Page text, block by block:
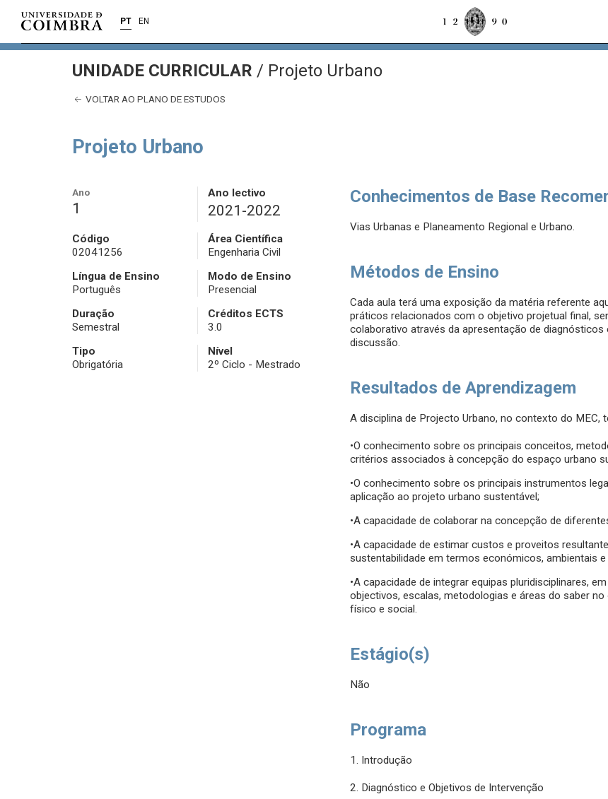
PT EN
UNIDADE CURRICULAR / Projeto Urbano
VOLTAR AO PLANO DE ESTUDOS
Projeto Urbano
Ano
1
Ano lectivo
2021-2022
Código
02041256
Área Científica
Engenharia Civil
Língua de Ensino
Português
Modo de Ensino
Presencial
Duração
Semestral
Créditos ECTS
3.0
Tipo
Obrigatória
Nível
2º Ciclo - Mestrado
Conhecimentos de Base
Vias Urbanas e Planeamento Regional e Urbano.
Métodos de Ensino
Cada aula terá uma exposição da matéria referente
práticos relacionados com o objetivo projetual final,
colaborativo através da apresentação de
discussão.
Resultados de Aprendizagem
A disciplina de Projecto Urbano, no contexto do
•O conhecimento sobre os principais conceitos,
critérios associados à concepção do espaço urbano
•O conhecimento sobre os principais instrumentos
aplicação ao projeto urbano sustentável;
•A capacidade de colaborar na concepção de
•A capacidade de estimar custos e proveitos
sustentabilidade em termos económicos, ambientais e
•A capacidade de integrar equipas pluridisciplinares,
objectivos, escalas, metodologias e áreas do saber
físico e social.
Estágio(s)
Não
Programa
1. Introdução
2. Diagnóstico e Objetivos de Intervenção